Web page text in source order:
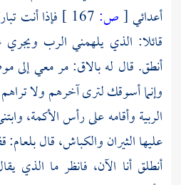
أعدائي[ص: فإذا أنت
قائلا: الذي يلهمني الرب ويجري
أنطق. قال لهبالاق:مر معي إلى
وإنما أسوقك لترى آخرهم ولا
الربية وأقامه على رأس الأكمة،
عليها الثيران والكباش، قالبلعام:
أنطلق أنا الآن، فانظر ما الذي